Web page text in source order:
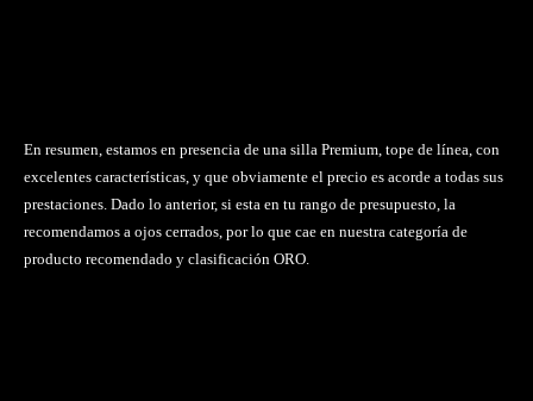
En resumen, estamos en presencia de una silla Premium, tope de línea, con
excelentes características, y que obviamente el precio es acorde a todas sus
prestaciones. Dado lo anterior, si esta en tu rango de presupuesto, la
recomendamos a ojos cerrados, por lo que cae en nuestra categoría de
producto recomendado y clasificación ORO.